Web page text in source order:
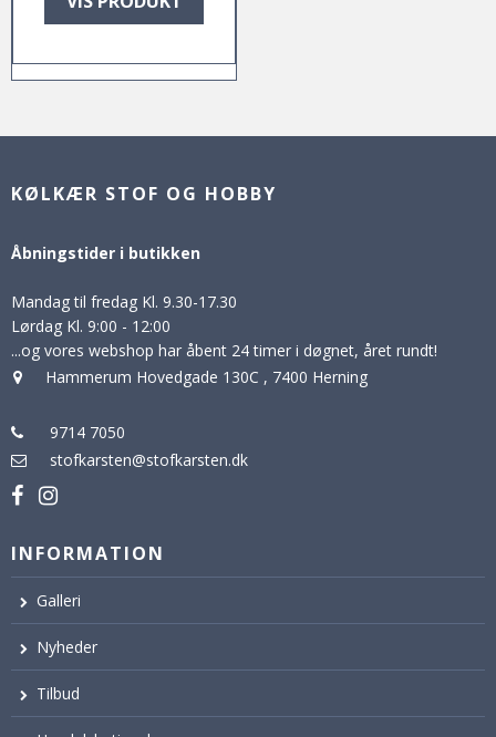
KØLKÆR STOF OG HOBBY
Åbningstider i butikken
Mandag til fredag Kl. 9.30-17.30
Lørdag Kl. 9:00 - 12:00
...og vores webshop har åbent 24 timer i døgnet, året rundt!
Hammerum Hovedgade 130C , 7400 Herning
9714 7050
stofkarsten@stofkarsten.dk
INFORMATION
Galleri
Nyheder
Tilbud